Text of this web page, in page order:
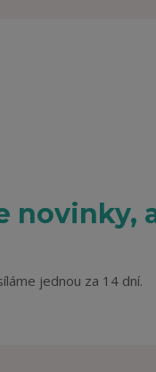
novinky,
jednou za 14 dní.